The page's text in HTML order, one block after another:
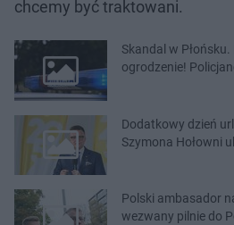
chcemy być traktowani.
Skandal w
ogrodzenie!
Dodatkowy dzień
Szymona Hołowni
Polski ambasador
wezwany pilnie do